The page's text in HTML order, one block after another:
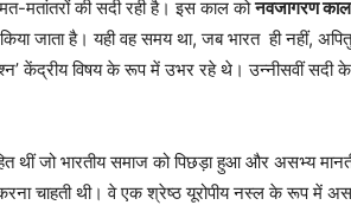
मत-मतांतरों की सदी रही है। इस काल कोनवजागरण काल
जाता है। यही वह समय था, जब भारत ही नहीं,
केंद्रीय विषय के रूप में उभर रहे थे। उन्नीसवीं
जो भारतीय समाज को पिछड़ा हुआ और असभ्य
चाहती थी। वे एक श्रेष्ठ यूरोपीय नस्ल के रूप में